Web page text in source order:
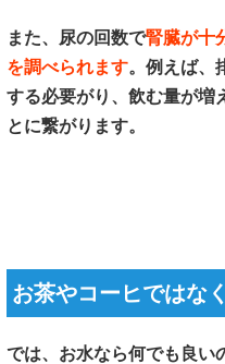
また、尿の回数で腎臓が十
を調べられます。例えば、
する必要がり、飲む量が増
とに繋がります。
お茶やコーヒではな
では、お水なら何でも良い